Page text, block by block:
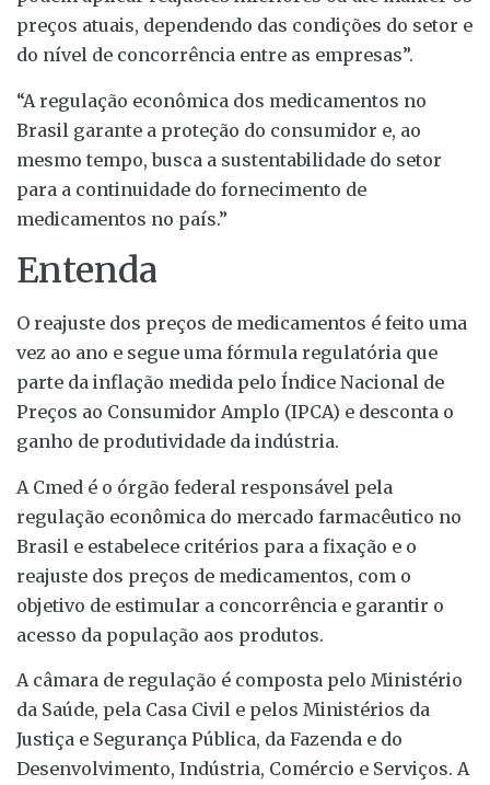
preços atuais, dependendo das condições do setor e
do nível de concorrência entre as empresas”.
“A regulação econômica dos medicamentos no
Brasil garante a proteção do consumidor e, ao
mesmo tempo, busca a sustentabilidade do setor
para a continuidade do fornecimento de
medicamentos no país.”
Entenda
O reajuste dos preços de medicamentos é feito uma
vez ao ano e segue uma fórmula regulatória que
parte da inflação medida pelo Índice Nacional de
Preços ao Consumidor Amplo (IPCA) e desconta o
ganho de produtividade da indústria.
A Cmed é o órgão federal responsável pela
regulação econômica do mercado farmacêutico no
Brasil e estabelece critérios para a fixação e o
reajuste dos preços de medicamentos, com o
objetivo de estimular a concorrência e garantir o
acesso da população aos produtos.
A câmara de regulação é composta pelo Ministério
da Saúde, pela Casa Civil e pelos Ministérios da
Justiça e Segurança Pública, da Fazenda e do
Desenvolvimento, Indústria, Comércio e Serviços. A